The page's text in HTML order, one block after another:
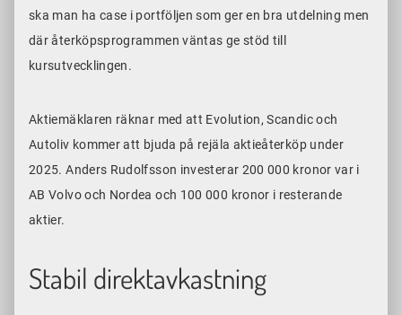
ska man ha case i portföljen som ger en bra utdelning men
där återköpsprogrammen väntas ge stöd till
kursutvecklingen.
Aktiemäklaren räknar med att Evolution, Scandic och
Autoliv kommer att bjuda på rejäla aktieåterköp under
2025. Anders Rudolfsson investerar 200 000 kronor var i
AB Volvo och Nordea och 100 000 kronor i resterande
aktier.
Stabil direktavkastning